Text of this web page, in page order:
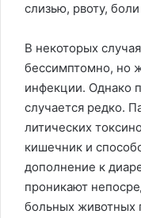
слизью, рвоту,
В некоторых
бессимптомно, но
инфекции. Однако
случается редко.
литических
кишечник и
дополнение к
проникают
больных животных